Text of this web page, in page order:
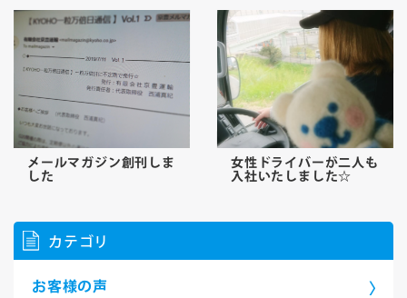
メールマガジン創刊しま
した
女性ドライバーが二人も
入社いたしました☆
カテゴリ
お客様の声